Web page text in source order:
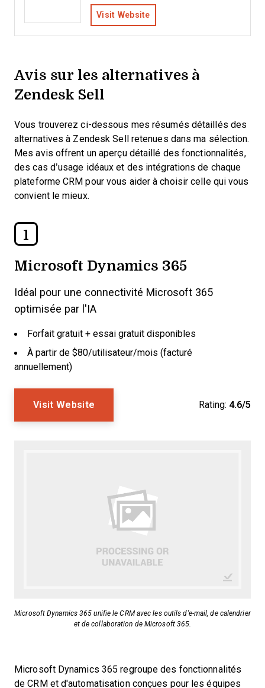
Visit Website
Avis sur les alternatives à
Zendesk Sell
Vous trouverez ci-dessous mes résumés détaillés des
alternatives à Zendesk Sell retenues dans ma sélection.
Mes avis offrent un aperçu détaillé des fonctionnalités,
des cas d’usage idéaux et des intégrations de chaque
plateforme CRM pour vous aider à choisir celle qui vous
convient le mieux.
1
Microsoft Dynamics 365
Idéal pour une connectivité Microsoft 365
optimisée par l'IA
Forfait gratuit + essai gratuit disponibles
À partir de $80/utilisateur/mois (facturé
annuellement)
Visit Website Rating: 4.6/5
Microsoft Dynamics 365 unifie le CRM avec les outils d'e-mail, de calendrier
et de collaboration de Microsoft 365.
Microsoft Dynamics 365 regroupe des fonctionnalités
de CRM et d'automatisation conçues pour les équipes